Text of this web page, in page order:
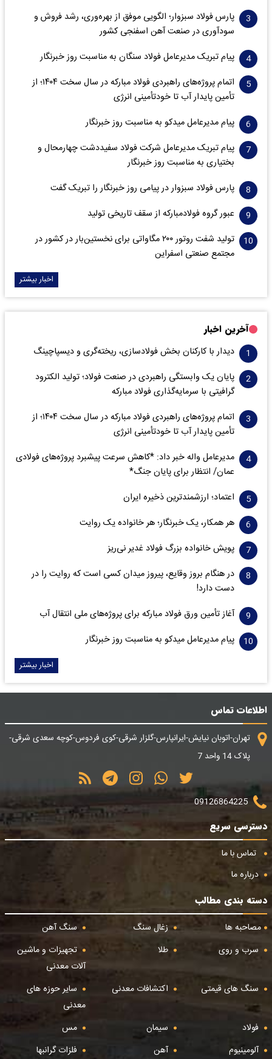
پارس فولاد سبزوار؛ الگویی موفق از بهره‌وری، رشد فروش و
سود‌آوری در صنعت آهن اسفنجی کشور
پیام تبریک مدیرعامل فولاد سنگان به مناسبت روز خبرنگار
اتمام پروژه‌های راهبردی فولاد مبارکه در سال سخت ۱۴۰۴؛ از
تأمین پایدار آب تا خودتأمینی انرژی
پیام مدیرعامل میدکو به مناسبت روز خبرنگار
پیام تبریک مدیرعامل شرکت فولاد سفیددشت چهارمحال و
بختیاری به مناسبت روز خبرنگار
پارس فولاد سبزوار در پیامی روز خبرنگار را تبریک گفت
عبور گروه فولادمبارکه از سقف تاریخی تولید
تولید شفت روتور ۲۰۰ مگاواتی برای نخستین‌بار در کشور در
مجتمع صنعتی اسفراین
اخبار بیشتر
آخرین اخبار
دیدار با کارکنان بخش فولادسازی، ریخته‌گری و دیسپاچینگ
پایان یک وابستگی راهبردی در صنعت فولاد؛ تولید الکترود
گرافیتی با سرمایه‌گذاری فولاد مبارکه
اتمام پروژه‌های راهبردی فولاد مبارکه در سال سخت ۱۴۰۴؛ از
تأمین پایدار آب تا خودتأمینی انرژی
مدیرعامل واله خبر داد: *کاهش سرعت پیشبرد پروژه‌های فولادی
عمان/ انتظار برای پایان جنگ*
اعتماد؛ ارزشمندترین ذخیره ایران
هر همکار، یک خبرنگار؛ هر خانواده یک روایت
پویش خانواده بزرگ فولاد غدیر نی‌ریز
در هنگام بروز وقایع، پیروز میدان کسی است که روایت را در
دست دارد!
آغاز تأمین ورق فولاد مبارکه برای پروژه‌های ملی انتقال آب
پیام مدیرعامل میدکو به مناسبت روز خبرنگار
اخبار بیشتر
اطلاعات تماس
تهران-اتوبان نیایش-ایرانپارس-گلزار شرقی-کوی فردوس-کوچه سعدی شرقی-
پلاک 14 واحد 7
09126864225
دسترسی سریع
تماس با ما
درباره ما
دسته بندی مطالب
مصاحبه ها
زغال سنگ
سنگ آهن
سرب و روی
طلا
تجهیزات و ماشین
آلات معدنی
سنگ های قیمتی
اکتشافات معدنی
سایر حوزه های
معدنی
فولاد
سیمان
مس
آلومینیوم
آهن فلزات گرانبها